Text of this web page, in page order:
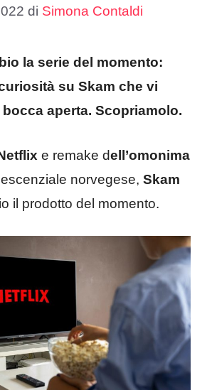
di Simona Contaldi
la serie del momento:
su Skam che vi
bocca aperta. Scopriamolo.
e remake dell’omonima
norvegese, Skam
il prodotto del momento.